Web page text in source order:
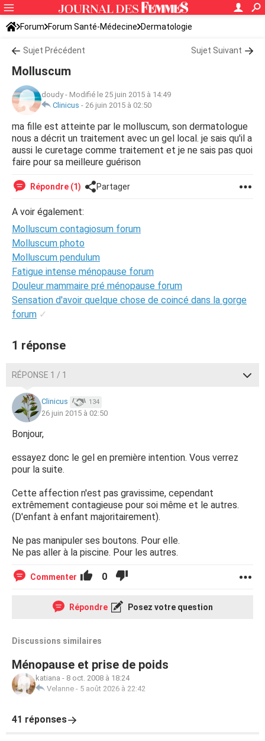
Forum Forum Santé-Médecine Dermatologie
Sujet Précédent Sujet Suivant
Molluscum
doudy- Modifié le 25 juin 2015 à 14:49
Clinicus - 26 juin 2015 à 02:50
ma fille est atteinte par le molluscum, son dermatologue
nous a décrit un traitement avec un gel local. je sais qu'il a
aussi le curetage comme traitement et je ne sais pas quoi
faire pour sa meilleure guérison
Répondre (1) Partager
A voir également:
Molluscum contagiosum forum
Molluscum photo
Molluscum pendulum
Fatigue intense ménopause forum
Douleur mammaire pré ménopause forum
Sensation d'avoir quelque chose de coincé dans la gorge
forum ✓
1 réponse
RÉPONSE 1 / 1
Clinicus 134
26 juin 2015 à 02:50
Bonjour,
essayez donc le gel en première intention. Vous verrez
pour la suite.
Cette affection n'est pas gravissime, cependant
extrêmement contagieuse pour soi même et le autres.
(D'enfant à enfant majoritairement).
Ne pas manipuler ses boutons. Pour elle.
Ne pas aller à la piscine. Pour les autres.
Commenter 0
Répondre Posez votre question
Discussions similaires
Ménopause et prise de poids
katiana - 8 oct. 2008 à 18:24
Velanne - 5 août 2026 à 22:42
41 réponses